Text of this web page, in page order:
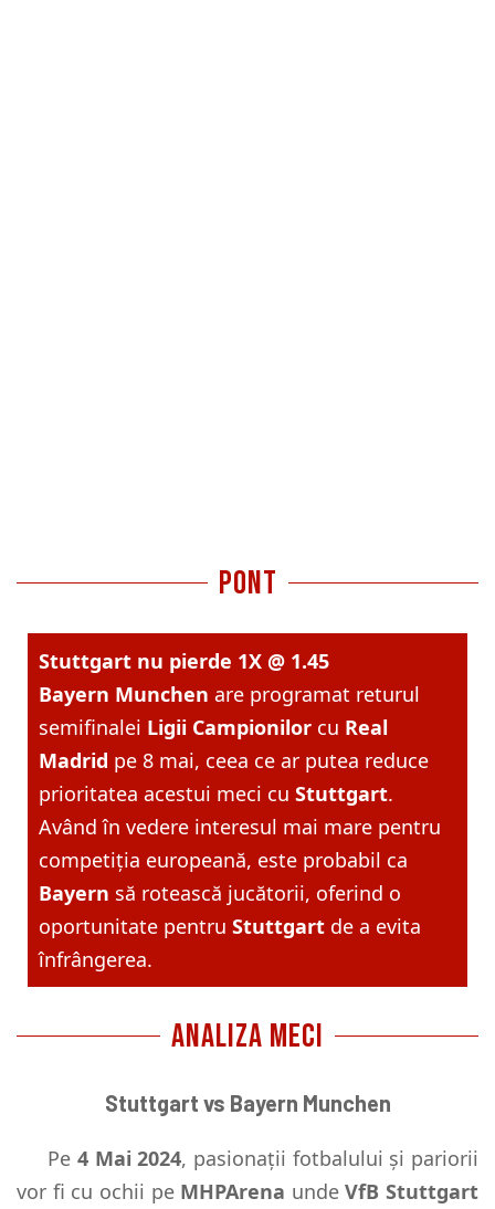
pont
Stuttgart nu pierde 1X @ 1.45
Bayern Munchen are programat returul
semifinalei Ligii Campionilor cu Real
Madrid pe 8 mai, ceea ce ar putea reduce
prioritatea acestui meci cu Stuttgart.
Având în vedere interesul mai mare pentru
competiția europeană, este probabil ca
Bayern să rotească jucătorii, oferind o
oportunitate pentru Stuttgart de a evita
înfrângerea.
ANALIZA MECI
Stuttgart vs Bayern Munchen
Pe 4 Mai 2024, pasionații fotbalului și pariorii
vor fi cu ochii pe MHPArena undeVfB Stuttgart